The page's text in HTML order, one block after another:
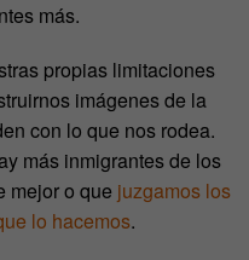
más.
propias limitaciones
imágenes de la
con lo que nos rodea.
más inmigrantes de los
mejor o que juzgamos los
lo hacemos.